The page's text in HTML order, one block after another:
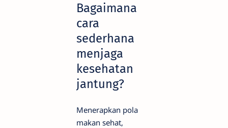
Bagaimana
cara
sederhana
menjaga
kesehatan
jantung?
Menerapkan pola
makan sehat,